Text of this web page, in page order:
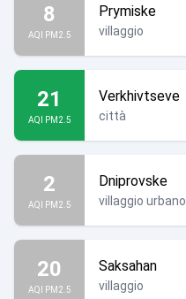
8
AQI PM2.5
Prymiske
villaggio
21
AQI PM2.5
Verkhivtseve
città
2
AQI PM2.5
Dniprovske
villaggio urbano
20
AQI PM2.5
Saksahan
villaggio